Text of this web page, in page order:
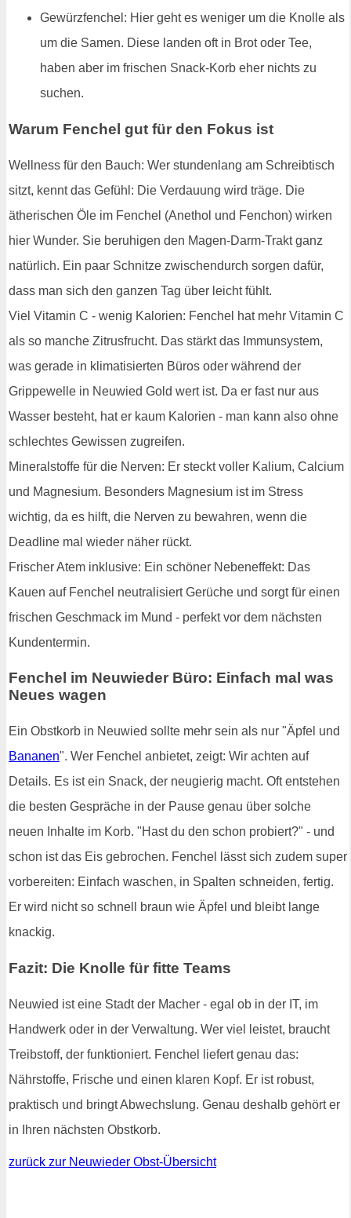
Gewürzfenchel: Hier geht es weniger um die Knolle als
um die Samen. Diese landen oft in Brot oder Tee,
haben aber im frischen Snack-Korb eher nichts zu
suchen.
Warum Fenchel gut für den Fokus ist
Wellness für den Bauch: Wer stundenlang am Schreibtisch
sitzt, kennt das Gefühl: Die Verdauung wird träge. Die
ätherischen Öle im Fenchel (Anethol und Fenchon) wirken
hier Wunder. Sie beruhigen den Magen-Darm-Trakt ganz
natürlich. Ein paar Schnitze zwischendurch sorgen dafür,
dass man sich den ganzen Tag über leicht fühlt.
Viel Vitamin C - wenig Kalorien: Fenchel hat mehr Vitamin C
als so manche Zitrusfrucht. Das stärkt das Immunsystem,
was gerade in klimatisierten Büros oder während der
Grippewelle in Neuwied Gold wert ist. Da er fast nur aus
Wasser besteht, hat er kaum Kalorien - man kann also ohne
schlechtes Gewissen zugreifen.
Mineralstoffe für die Nerven: Er steckt voller Kalium, Calcium
und Magnesium. Besonders Magnesium ist im Stress
wichtig, da es hilft, die Nerven zu bewahren, wenn die
Deadline mal wieder näher rückt.
Frischer Atem inklusive: Ein schöner Nebeneffekt: Das
Kauen auf Fenchel neutralisiert Gerüche und sorgt für einen
frischen Geschmack im Mund - perfekt vor dem nächsten
Kundentermin.
Fenchel im Neuwieder Büro: Einfach mal was
Neues wagen
Ein Obstkorb in Neuwied sollte mehr sein als nur "Äpfel und
Bananen". Wer Fenchel anbietet, zeigt: Wir achten auf
Details. Es ist ein Snack, der neugierig macht. Oft entstehen
die besten Gespräche in der Pause genau über solche
neuen Inhalte im Korb. "Hast du den schon probiert?" - und
schon ist das Eis gebrochen. Fenchel lässt sich zudem super
vorbereiten: Einfach waschen, in Spalten schneiden, fertig.
Er wird nicht so schnell braun wie Äpfel und bleibt lange
knackig.
Fazit: Die Knolle für fitte Teams
Neuwied ist eine Stadt der Macher - egal ob in der IT, im
Handwerk oder in der Verwaltung. Wer viel leistet, braucht
Treibstoff, der funktioniert. Fenchel liefert genau das:
Nährstoffe, Frische und einen klaren Kopf. Er ist robust,
praktisch und bringt Abwechslung. Genau deshalb gehört er
in Ihren nächsten Obstkorb.
zurück zur Neuwieder Obst-Übersicht